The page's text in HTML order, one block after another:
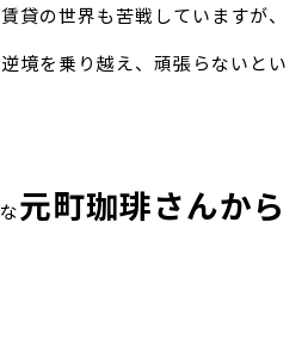
貸の世界も苦戦していますが、
境を乗り越え、頑張らないとい
元町珈琲さんから